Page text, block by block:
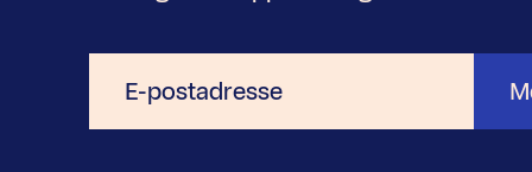
postadresse